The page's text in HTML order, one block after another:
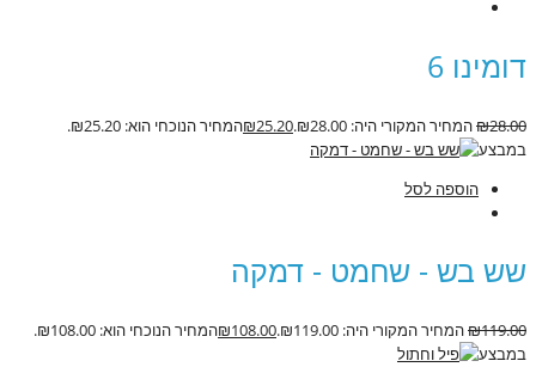
דומינו 6
₪28.00 המחיר המקורי היה: ₪28.00. ₪25.20
המחיר הנוכחי הוא: ₪25.20.
במבצע
הוספה לסל
שש בש - שחמט - דמקה
₪119.00 המחיר המקורי היה: ₪119.00. ₪108.00
המחיר הנוכחי הוא: ₪108.00.
במבצע